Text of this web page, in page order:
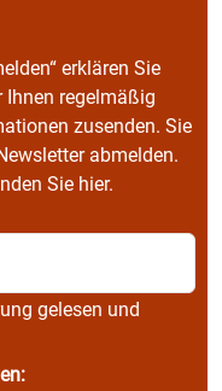
erklären Sie
regelmäßig
zusenden. Sie
abmelden.
Sie hier.
gelesen und